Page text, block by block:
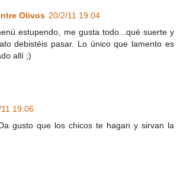
Olivos 20/2/11 19:04
estupendo, me gusta todo...qué suerte y
debistéis pasar. Lo único que lamento es
allí ;)
19:06
gusto que los chicos te hagan y sirvan la